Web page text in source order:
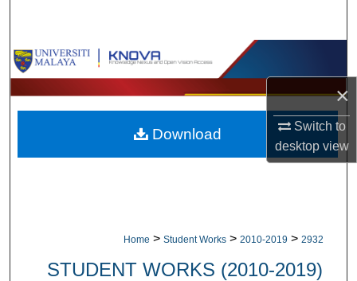
×
Switch to
desktopview
Browse Collections
My Account
About
Home > Student Works > 2010-2019 > 2932
STUDENT WORKS (2010-2019)
Download